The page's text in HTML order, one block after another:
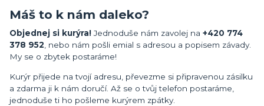
Máš to k nám daleko?
Objednej si kurýra!Jednoduše nám zavolej na +420 774
378 952, nebo nám pošli emial s adresou a popisem závady.
My se o zbytek postaráme!
Kurýr přijede na tvojí adresu, převezme si připravenou zásilku
a zdarma ji k nám doručí. Až se o tvůj telefon postaráme,
jednoduše ti ho pošleme kurýrem zpátky.